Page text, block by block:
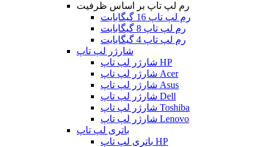
رم لپ تاپ بر اساس ظرفیت
رم لپ تاپ 16 گیگابایت
رم لپ تاپ 8 گیگابایت
رم لپ تاپ 4 گیگابایت
شارژر لپ تاپ
شارژر لپ تاپ HP
شارژر لپ تاپ Acer
شارژر لپ تاپ Asus
شارژر لپ تاپ Dell
شارژر لپ تاپ Toshiba
شارژر لپ تاپ Lenovo
باتری لپ تاپ
باتری لپ تاپ HP